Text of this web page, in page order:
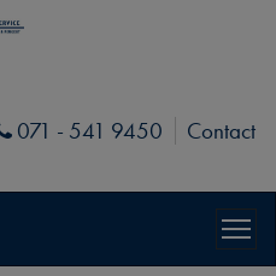
Phone
071 - 541 9450
Contact